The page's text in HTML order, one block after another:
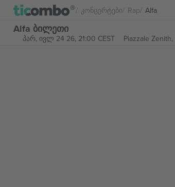
Კონცერტები Rap Alfa
Alfa ბილეთი
პარ, ივლ 24 26, 21:00 CEST Piazzale Zenith,